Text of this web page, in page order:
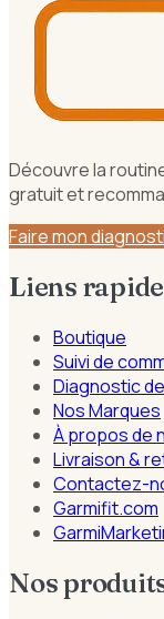
Découvre la
gratuit et
Faire mon
Liens
Boutique
Suivi de
Diagnostic
Nos Marques
À propos de
Livraison &
Contactez-
Garmifit.com
Nos